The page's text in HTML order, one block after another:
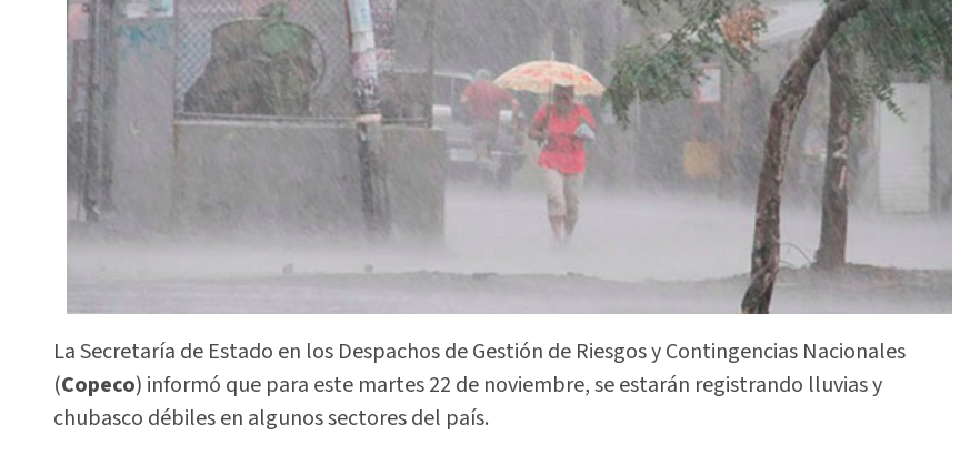
La Secretaría de Estado en los Despachos de Gestión de Riesgos y Contingencias Nacionales
(Copeco) informó que para este martes 22 de noviembre, se estarán registrando lluvias y
chubasco débiles en algunos sectores del país.